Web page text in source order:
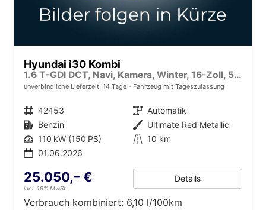
Hyundai i30 Kombi
1.6 T-GDI DCT, Navi, Kamera, Winter, 16-Zoll, 5 J.-Garantie
unverbindliche Lieferzeit: 14 Tage Fahrzeug mit Tageszulassung
Fahrzeugnr. 42453 Getriebe Automatik
Kraftstoff Benzin Außenfarbe Ultimate Red Metallic
Leistung 110 kW (150 PS) Kilometerstand 10 km
01.06.2026
25.050,– €
incl. 19% MwSt.
Details
Verbrauch kombiniert: 6,10 l/100km